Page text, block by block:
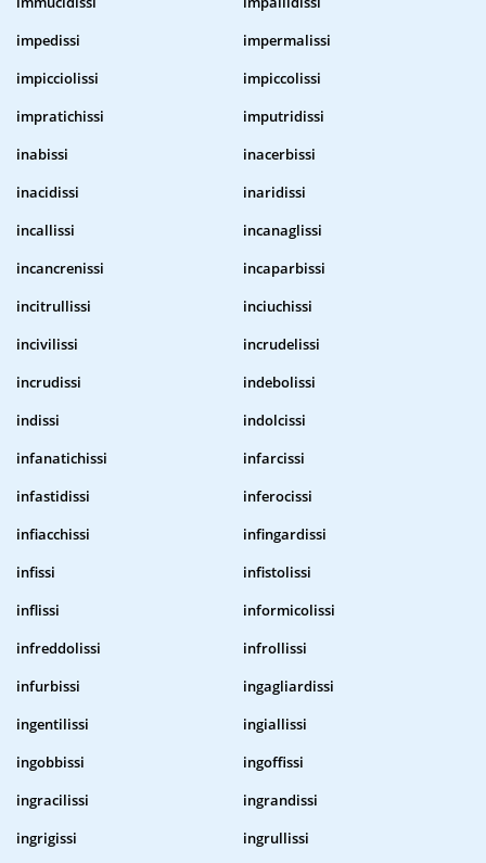
impedissi
impermalissi
impicciolissi
impiccolissi
impratichissi
imputridissi
inabissi
inacerbissi
inacidissi
inaridissi
incallissi
incanaglissi
incancrenissi
incaparbissi
incitrullissi
inciuchissi
incivilissi
incrudelissi
incrudissi
indebolissi
indissi
indolcissi
infanatichissi
infarcissi
infastidissi
inferocissi
infiacchissi
infingardissi
infissi
infistolissi
inflissi
informicolissi
infreddolissi
infrollissi
infurbissi
ingagliardissi
ingentilissi
ingiallissi
ingobbissi
ingoffissi
ingracilissi
ingrandissi
ingrigissi
ingrullissi